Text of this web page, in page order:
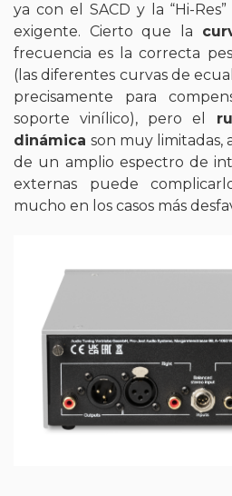
ya con el SACD y la “Hi-
exigente. Cierto que la
frecuencia es la correcta
(las diferentes curvas de
precisamente para
soporte vinílico), pero el
dinámica son muy limitadas,
de un amplio espectro de
externas puede
mucho en los casos más